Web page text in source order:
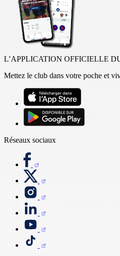
L’APPLICATION OFFICIELLE
Mettez le club dans votre poche et
Réseaux sociaux